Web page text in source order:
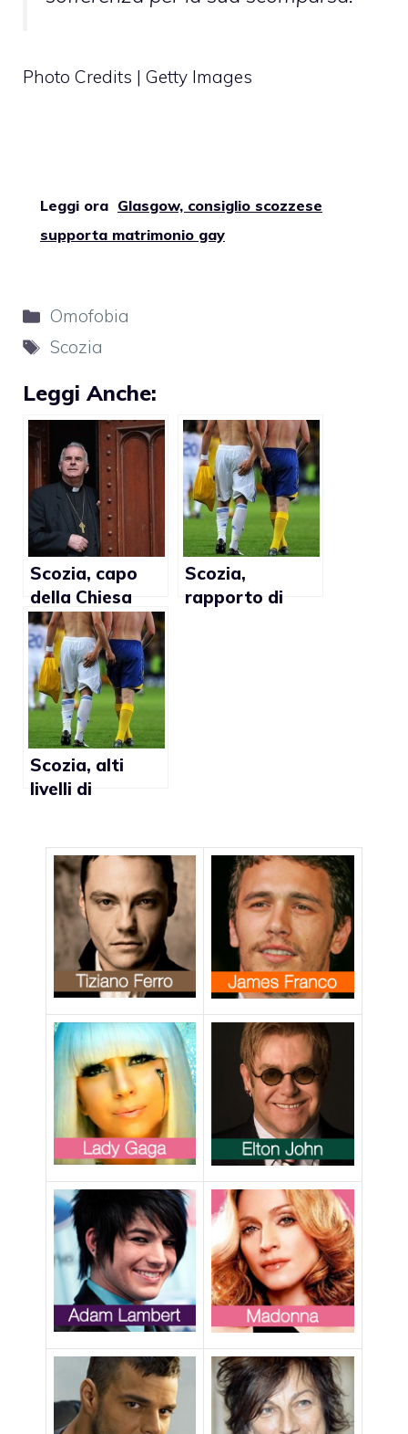
Photo Credits | Getty Images
Leggi ora Glasgow, consiglio scozzese
supporta matrimonio gay
Categorie
Omofobia
Tag
Scozia
Leggi Anche:
Scozia, capo
della Chiesa
cattolica
promette più
soldi per la
lotta contro i
matrimoni gay
Scozia,
rapporto di
Scozia, alti
livelli di